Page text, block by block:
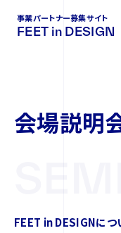
会場説明
FEET in DESIGNにつ
事業パートナー募集サイト
FEET in DESIGN